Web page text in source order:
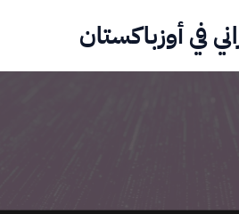
في أوزباكستان